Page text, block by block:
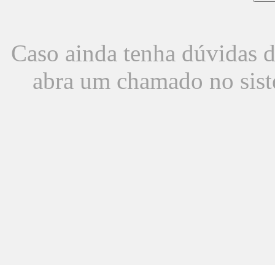
Caso ainda tenha dúvidas
abra um chamado no